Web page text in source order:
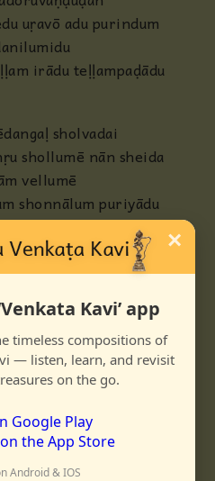
uṛavō adu purindum
irādu teḷḷampaḍādu
sholvadai
shollumē nān sheida
vellumē
shonnālum puriyādu
shollumē - anda
ennaittaḷḷumē
vēṇumō
aṇilan avanivan
maṛukaṇamō
avanaruḷa ivanilādu
mei tanakkum edu uṛavō
uṛavenin idai
×
Kavi’ app
timeless compositions of
— listen, learn, and revisit
on the go.
Android & IOS